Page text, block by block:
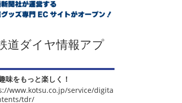
道ダイヤ情報アプ
味をもっと楽しく！
www.kotsu.co.jp/service/digita
tdr/